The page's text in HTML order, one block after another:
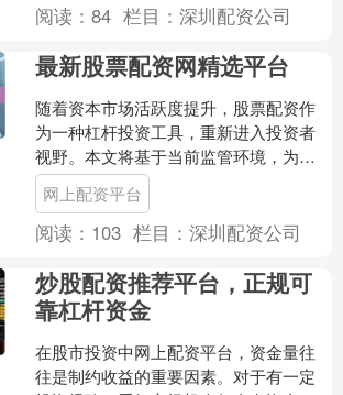
阅读：84 栏目：深圳配资公司
最新股票配资网精选平台
随着资本市场活跃度提升，股票配资作
为一种杠杆投资工具，重新进入投资者
视野。本文将基于当前监管环境，为您
梳理最新股票配资网精选平台的选择要
点，帮助投资者在合规前提....
网上配资平台
阅读： 103 栏目：深圳配资公司
炒股配资推荐平台，正规可
靠杠杆资金
在股市投资中网上配资平台，资金量往
往是制约收益的重要因素。对于有一定